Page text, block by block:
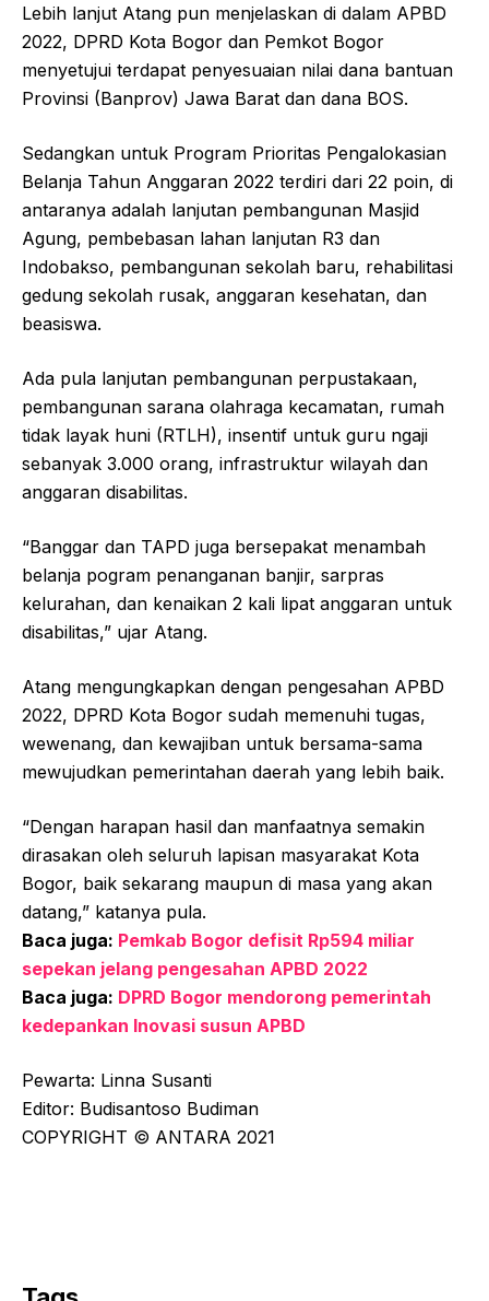
Lebih lanjut Atang pun menjelaskan di dalam APBD
2022, DPRD Kota Bogor dan Pemkot Bogor
menyetujui terdapat penyesuaian nilai dana bantuan
Provinsi (Banprov) Jawa Barat dan dana BOS.
Sedangkan untuk Program Prioritas Pengalokasian
Belanja Tahun Anggaran 2022 terdiri dari 22 poin, di
antaranya adalah lanjutan pembangunan Masjid
Agung, pembebasan lahan lanjutan R3 dan
Indobakso, pembangunan sekolah baru, rehabilitasi
gedung sekolah rusak, anggaran kesehatan, dan
beasiswa.
Ada pula lanjutan pembangunan perpustakaan,
pembangunan sarana olahraga kecamatan, rumah
tidak layak huni (RTLH), insentif untuk guru ngaji
sebanyak 3.000 orang, infrastruktur wilayah dan
anggaran disabilitas.
“Banggar dan TAPD juga bersepakat menambah
belanja pogram penanganan banjir, sarpras
kelurahan, dan kenaikan 2 kali lipat anggaran untuk
disabilitas,” ujar Atang.
Atang mengungkapkan dengan pengesahan APBD
2022, DPRD Kota Bogor sudah memenuhi tugas,
wewenang, dan kewajiban untuk bersama-sama
mewujudkan pemerintahan daerah yang lebih baik.
“Dengan harapan hasil dan manfaatnya semakin
dirasakan oleh seluruh lapisan masyarakat Kota
Bogor, baik sekarang maupun di masa yang akan
datang,” katanya pula.
Baca juga: Pemkab Bogor defisit Rp594 miliar
sepekan jelang pengesahan APBD 2022
Baca juga: DPRD Bogor mendorong pemerintah
kedepankan Inovasi susun APBD
Pewarta: Linna Susanti
Editor: Budisantoso Budiman
COPYRIGHT © ANTARA 2021